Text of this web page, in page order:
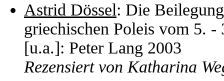
Astrid Dössel: Die
griechischen Poleis vom 5.
[u.a.]: Peter Lang 2003
Rezensiert von Katharina